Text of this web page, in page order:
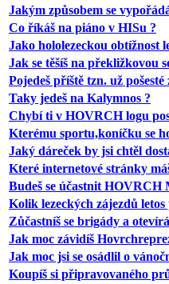
Jakým způsobem se
Co říkáš na piáno v HISu ?
Jako hololezeckou obtížnost
Jak se těšíš na překližkovou
Pojedeš příště tzn. už pošesté
Taky jedeš na Kalymnos ?
Chybí ti v HOVRCH logu
Kterému sportu,koníčku se
Jaký dáreček by jsi chtěl
Které internetové stránky
Budeš se účastnit HOVRCH
Kolik lezeckých zájezdů letos
Zůčastníš se brigády a
Jak moc závidíš
Jak moc jsi se osádlil o
Koupíš si připravovaného